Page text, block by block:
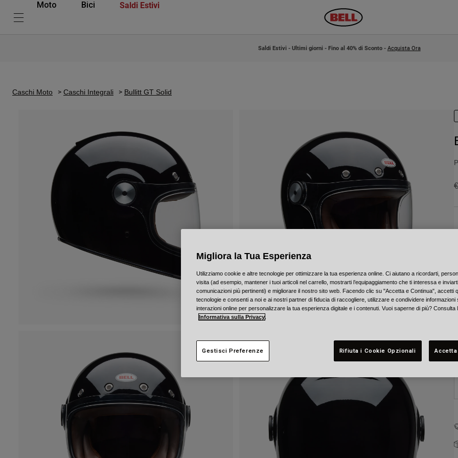
Moto Bici Saldi Estivi
Saldi Estivi - Ultimi giorni - Fino al 40% di Sconto - Acquista Ora
Caschi Moto Caschi Integrali Bullitt GT Solid
Migliora la Tua Esperienza
Utilizziamo cookie e altre tecnologie per ottimizzare la tua esperienza online. Ci aiutano a ricordarti,
visita (ad esempio, mantener i tuoi articoli nel carrello, mostrarti l’equipaggiamento che ti interessa e
comunicazioni più pertinenti) e migliorare il nostro sito web. Facendo clic su "Accetta e Continua", accetti
tecnologie e consenti a noi e ai nostri partner di fiducia di raccogliere, utilizzare e condividere informazioni
interazioni online per personalizzare la tua esperienza digitale e i contenuti. Vuoi saperne di più? Consulta
Informativa sulla Privacy
Gestisci Preferenze Rifiuta i Cookie Opzionali